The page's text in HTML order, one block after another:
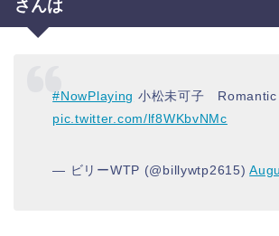
さんは
#NowPlaying 小松未可子 Romantic
pic.twitter.com/lf8WKbvNMc
— ビリーWTP (@billywtp2615)